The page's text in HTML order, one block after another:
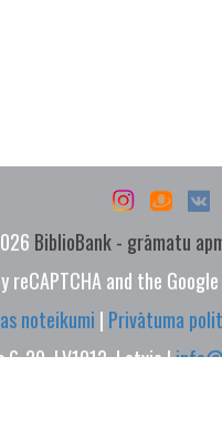
BiblioBank - grāmatu
and the Google
noteikumi | Privātuma
6-29, LV1012, Latvia |